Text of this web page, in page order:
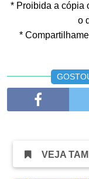
* Proibida a cópia
o
*
VEJA